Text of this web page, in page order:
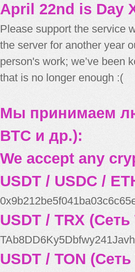
April 22nd is Day
Please support the service
the server for another year
person's work; we’ve been
that is no longer enough :(
Мы принимаем
BTC и др.):
We accept any
USDT / USDC /
USDT / TRX (Сеть
USDT / TON (Сеть